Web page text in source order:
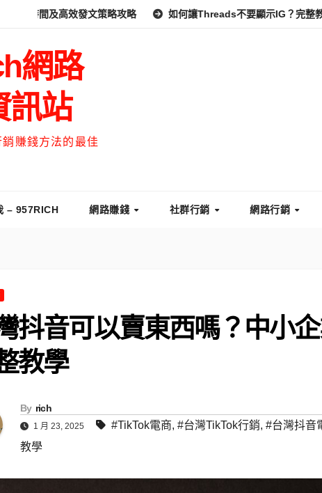
效發文策略攻略 如何讓Threads不要顯示IG？完整教學：高效管
網路
訊站
賺錢方法的最佳
– 957RICH 網路賺錢 社群行銷 網路行銷
抖音可以賣東西嗎？中小
教學
By rich
1 月 23, 2025 #TikTok電商, #台灣TikTok行銷, #台灣抖音
教學